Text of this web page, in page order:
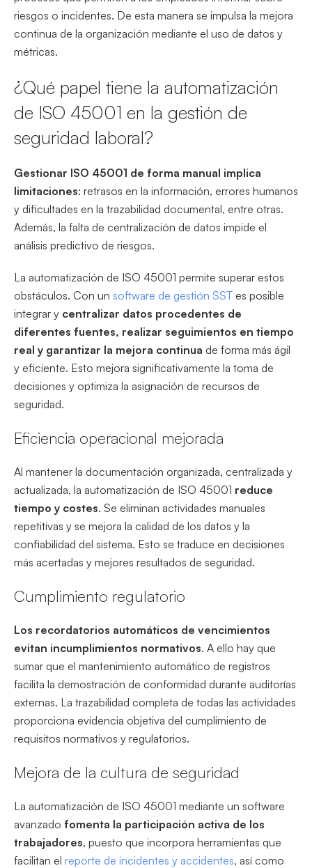
riesgos o incidentes. De esta manera se impulsa la mejora
continua de la organización mediante el uso de datos y
métricas.
¿Qué papel tiene la automatización
de ISO 45001 en la gestión de
seguridad laboral?
Gestionar ISO 45001 de forma manual implica
limitaciones: retrasos en la información, errores humanos
y dificultades en la trazabilidad documental, entre otras.
Además, la falta de centralización de datos impide el
análisis predictivo de riesgos.
La automatización de ISO 45001 permite superar estos
obstáculos. Con un software de gestión SST es posible
integrar y centralizar datos procedentes de
diferentes fuentes, realizar seguimientos en tiempo
real y garantizar la mejora continua de forma más ágil
y eficiente. Esto mejora significativamente la toma de
decisiones y optimiza la asignación de recursos de
seguridad.
Eficiencia operacional mejorada
Al mantener la documentación organizada, centralizada y
actualizada, la automatización de ISO 45001 reduce
tiempo y costes. Se eliminan actividades manuales
repetitivas y se mejora la calidad de los datos y la
confiabilidad del sistema. Esto se traduce en decisiones
más acertadas y mejores resultados de seguridad.
Cumplimiento regulatorio
Los recordatorios automáticos de vencimientos
evitan incumplimientos normativos. A ello hay que
sumar que el mantenimiento automático de registros
facilita la demostración de conformidad durante auditorías
externas. La trazabilidad completa de todas las actividades
proporciona evidencia objetiva del cumplimiento de
requisitos normativos y regulatorios.
Mejora de la cultura de seguridad
La automatización de ISO 45001 mediante un software
avanzado fomenta la participación activa de los
trabajadores, puesto que incorpora herramientas que
facilitan el reporte de incidentes y accidentes, así como